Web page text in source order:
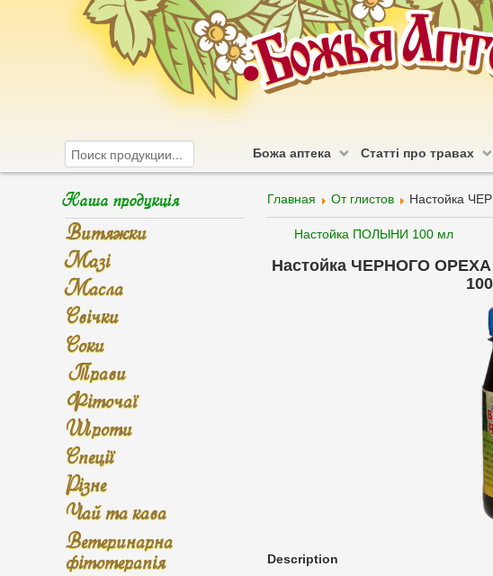
Божа аптека Статті про травах
Главная От глистов Настойка
Настойка ПОЛЫНИ 100 мл
Настойка ЧЕРНОГО
Description
Наша продукція
Витяжки
Мазі
Масла
Свічки
Соки
Трави
Фіточаї
Шроти
Спеції
Різне
Чай та кава
Ветеринарна
фітотерапія